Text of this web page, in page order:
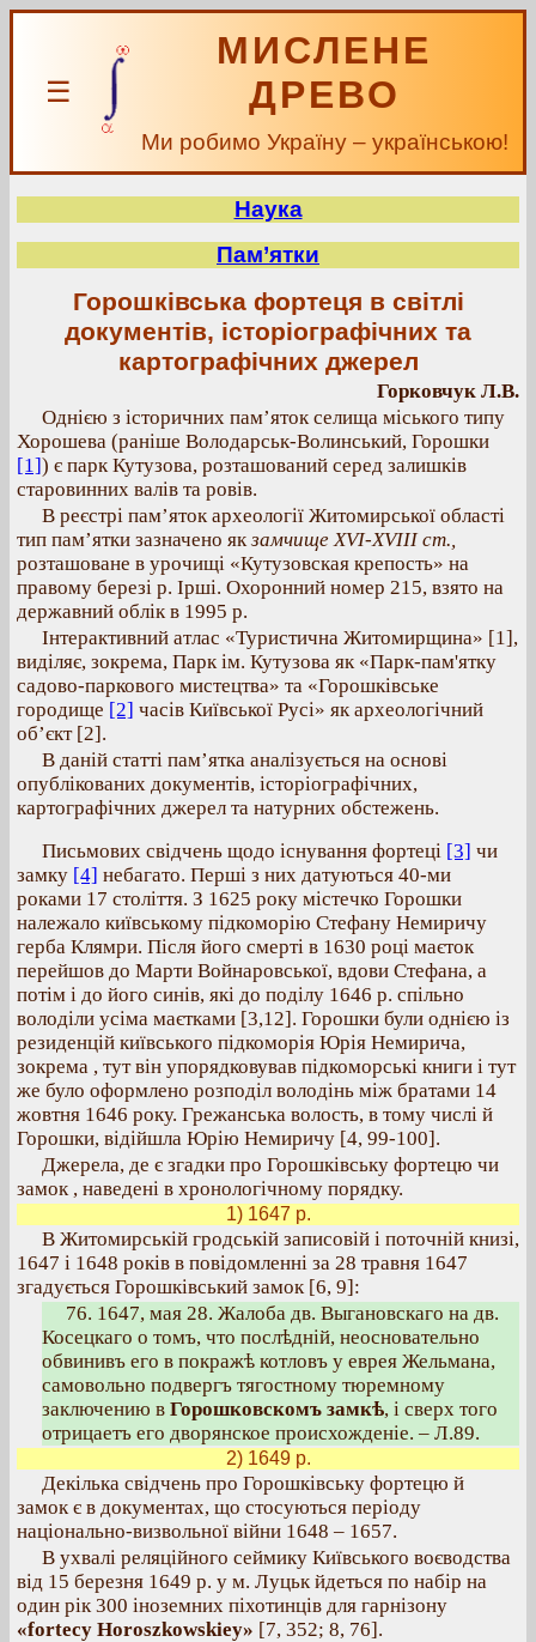
☰
МИСЛЕНЕ
ДРЕВО
Ми робимо Україну – українською!
Наука
Пам’ятки
Горошківська фортеця в світлі
документів, історіографічних та
картографічних джерел
Горковчук Л.В.
Однією з історичних пам’яток селища міського типу
Хорошева (раніше Володарськ-Волинський, Горошки
[1]) є парк Кутузова, розташований серед залишків
старовинних валів та ровів.
В реєстрі пам’яток археології Житомирської області
тип пам’ятки зазначено якзамчище XVI-XVIII ст.,
розташоване в урочищі «Кутузовская крепость» на
правому березі р. Ірші. Охоронний номер 215, взято на
державний облік в 1995 р.
Інтерактивний атлас «Туристична Житомирщина» [1],
виділяє, зокрема, Парк ім. Кутузова як «Парк-пам'ятку
садово-паркового мистецтва» та «Горошківське
городище [2] часів Київської Русі» як археологічний
об’єкт [2].
В даній статті пам’ятка аналізується на основі
опублікованих документів, історіографічних,
картографічних джерел та натурних обстежень.
Письмових свідчень щодо існування фортеці [3] чи
замку [4] небагато. Перші з них датуються 40-ми
роками 17 століття. З 1625 року містечко Горошки
належало київському підкоморію Стефану Немиричу
герба Клямри. Після його смерті в 1630 році маєток
перейшов до Марти Войнаровської, вдови Стефана, а
потім і до його синів, які до поділу 1646 р. спільно
володіли усіма маєтками [3,12]. Горошки були однією із
резиденцій київського підкоморія Юрія Немирича,
зокрема , тут він упорядковував підкоморські книги і тут
же було оформлено розподіл володінь між братами 14
жовтня 1646 року. Грежанська волость, в тому числі й
Горошки, відійшла Юрію Немиричу [4, 99-100].
Джерела, де є згадки про Горошківську фортецю чи
замок , наведені в хронологічному порядку.
1) 1647 р.
В Житомирській гродській записовій і поточній книзі,
1647 і 1648 років в повідомленні за 28 травня 1647
згадується Горошківський замок [6, 9]:
76. 1647, мая 28. Жалоба дв. Выгановскаго на дв.
Косецкаго о томъ, что послѣдній, неосновательно
обвинивъ его в покражѣ котловъ у еврея Жельмана,
самовольно подвергъ тягостному тюремному
заключению в Горошковскомъ замкѣ, і сверх того
отрицаетъ его дворянское происхожденіе. – Л.89.
2) 1649 р.
Декілька свідчень про Горошківську фортецю й
замок є в документах, що стосуються періоду
національно-визвольної війни 1648 – 1657.
В ухвалі реляційного сеймику Київського воєводства
від 15 березня 1649 р. у м. Луцьк йдеться по набір на
один рік 300 іноземних піхотинців для гарнізону
«fortecy Horoszkowskiey» [7, 352; 8, 76].